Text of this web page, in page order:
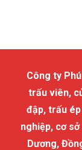
Công ty
trấu viên,
đập, trấu
nghiệp, cơ
Dương,